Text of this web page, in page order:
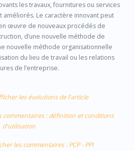
les travaux, fournitures ou services
améliorés. Le caractère innovant peut
œuvre de nouveaux procédés de
d’une nouvelle méthode de
nouvelle méthode organisationnelle
du lieu de travail ou les relations
de l’entreprise.
les évolutions de l'article
commentaires : définition et conditions
d'utilisation
les commentaires : PCP - PPI